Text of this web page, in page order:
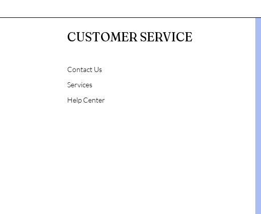
CUSTOMER SERVICE
Contact Us
Services
Help Center